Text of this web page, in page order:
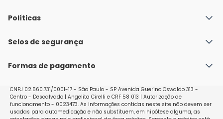
Quem Somos
Nossas lojas
Políticas
Política de Envio
Políticas de Trocas e Devoluções
Selos de segurança
Formas de pagamento
CNPJ 02.560.731/0001-17 - São Paulo - SP Avenida Guerino Oswaldo 313 -
Centro - Descalvado | Angelita Cirelli e CRF 58 013 | Autorização de
funcionamento - 0023473. As informações contidas neste site não devem ser
usadas para automedicação e não substituem, em hipótese alguma, as